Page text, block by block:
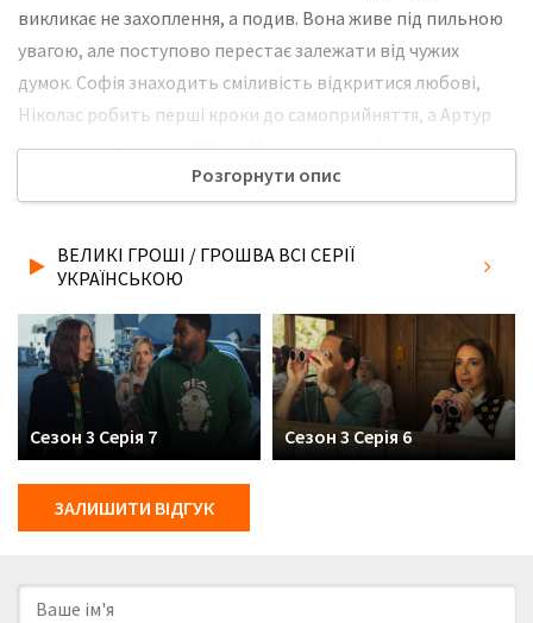
викликає не захоплення, а подив. Вона живе під пильною
увагою, але поступово перестає залежати від чужих
думок. Софія знаходить сміливість відкритися любові,
Ніколас робить перші кроки до самоприйняття, а Артур
усвідомлює, що почуття до Моллі змінило його назавжди.
Їхні долі перетворюються на хроніку Спокути, написану на
відповідь – як прожити життя, не ховаючись за грошима і
страхом. Не забудьте розповісти друзям, де Ви дивились
українською мовою, у хорошій hd якості та з українськими
субтитрами!
Розгорнути опис
ВЕЛИКІ ГРОШІ / ГРОШВА ВСІ СЕРІЇ
УКРАЇНСЬКОЮ
Сезон 3 Серія 7 Сезон 3 Серія 6
ЗАЛИШИТИ ВІДГУК